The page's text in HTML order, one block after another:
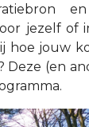
jezelf of
hoe jouw
Deze (en